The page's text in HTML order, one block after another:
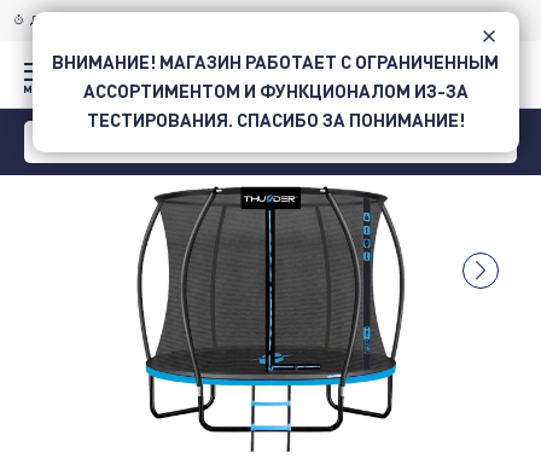
ДОСТАВКА ПО УКРАИНЕ
ВНИМАНИЕ! МАГАЗИН РАБОТАЕТ С ОГРАНИЧЕННЫМ
АССОРТИМЕНТОМ И ФУНКЦИОНАЛОМ ИЗ-ЗА
ТЕСТИРОВАНИЯ. СПАСИБО ЗА ПОНИМАНИЕ!